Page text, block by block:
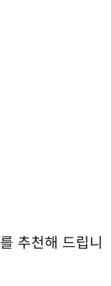
추천해 드립니